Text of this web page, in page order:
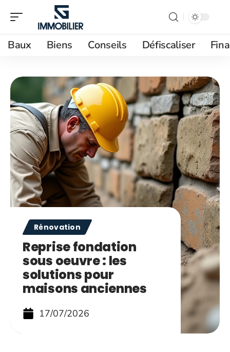
Baux Biens Conseils Défiscaliser
Rénovation
Reprise fondation
sous oeuvre : les
solutions pour
maisons anciennes
17/07/2026